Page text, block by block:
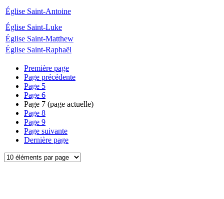
Église Saint-Antoine
Église Saint-Luke
Église Saint-Matthew
Église Saint-Raphaël
Première page
Page précédente
Page 5
Page 6
Page 7 (page actuelle)
Page 8
Page 9
Page suivante
Dernière page